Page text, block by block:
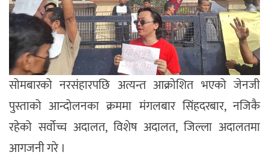
सोमबारको नरसंहारपछि अत्यन्त आक्रोशित भएको जेनजी
पुस्ताको आन्दोलनका क्रममा मंगलबार सिंहदरबार, नजिकै
रहेको सर्वोच्च अदालत, विशेष अदालत, जिल्ला अदालतमा
आगजनी गरे ।